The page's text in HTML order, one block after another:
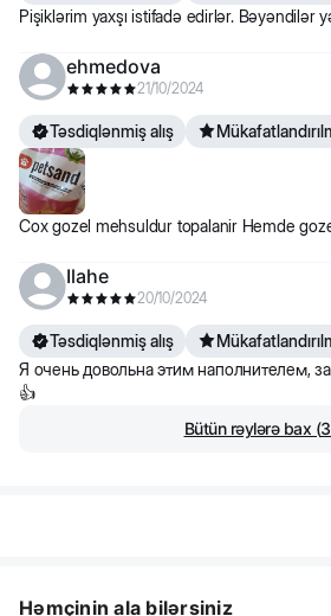
Pişiklərim yaxşı istifadə edirlər. Bəyəndilər
ehmedova
21/10/2024
Təsdiqlənmiş alış
Cox gozel mehsuldur topalanir Hemde
Ilahe
20/10/2024
Təsdiqlənmiş alış
Я очень довольна этим наполнителем,
👍
Bütün rəylərə bax (
Həmçinin ala bilərsiniz